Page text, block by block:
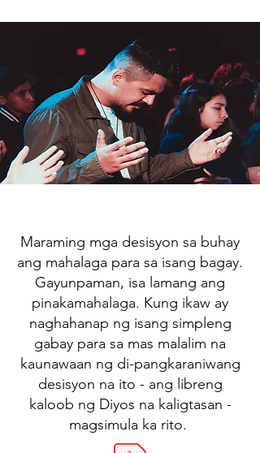
Maraming mga desisyon sa buhay
ang mahalaga para sa isang bagay.
Gayunpaman, isa lamang ang
pinakamahalaga. Kung ikaw ay
naghahanap ng isang simpleng
gabay para sa mas malalim na
kaunawaan ng di-pangkaraniwang
desisyon na ito - ang libreng
kaloob ng Diyos na kaligtasan -
magsimula ka rito.